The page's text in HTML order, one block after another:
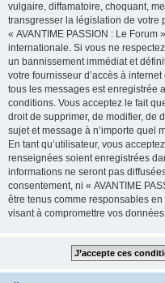
vulgaire, diffamatoire, choquant,
transgresser la législation de votre
« AVANTIME PASSION : Le
internationale. Si vous ne
un bannissement immédiat et
votre fournisseur d’accès à
tous les messages est enregistrée
conditions. Vous acceptez le fait
droit de supprimer, de modifier, de
sujet et message à n’importe quel
En tant qu’utilisateur, vous
renseignées soient enregistrées
informations ne seront pas
consentement, ni « AVANTIME
être tenus comme responsables
visant à compromettre vos